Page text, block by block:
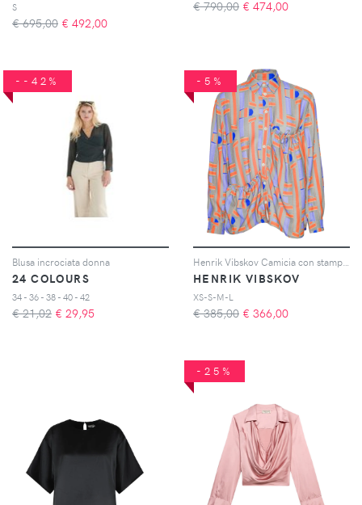
S
€ 695,00 € 492,00
€ 790,00 € 474,00
--42%
Blusa incrociata donna
24 COLOURS
34 - 36 - 38 - 40 - 42
€ 21,02 € 29,95
-5%
HENRIK VIBSKOV
XS-S-M-L
€ 385,00 € 366,00
-25%